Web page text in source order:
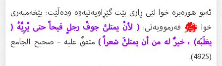
ئەبو هورەیرە خوا لێی ڕازی بێت گێڕاویەتیەوە ودەڵێت: پێغەمبەری
خواﷺفەرموویەتی:( لأنْ يمتلئ جوفُ رجلٍ قيحاً حتى يُرِيَّهُ (
يغلَبَه) ، خيرٌ له من أن يمتلئَ شعراً )متفقٌ عليه – صحيح الجامع